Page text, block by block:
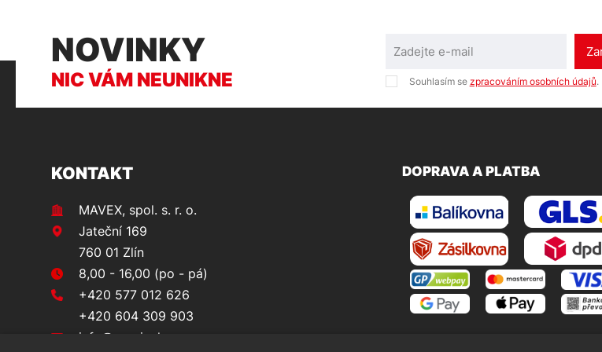
NOVINKY
NIC VÁM NEUNIKNE Souhlasím se zpracováním osobních údajů.
KONTAKT
MAVEX, spol. s. r. o.
Jateční 169
760 01 Zlín
8,00 - 16,00 (po - pá)
+420 577 012 626
+420 604 309 903
info@prvninakup.cz
DOPRAVA A PLATBA